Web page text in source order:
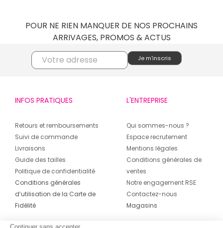
POUR NE RIEN MANQUER DE NOS PROCHAINS
ARRIVAGES, PROMOS & ACTUS
INFOS PRATIQUES
Retours et remboursements
Suivi de commande
Livraisons
Guide des tailles
Politique de confidentialité
Conditions générales
d’utilisation de la Carte de
Fidélité
L'ENTREPRISE
Qui sommes-nous ?
Espace recrutement
Mentions légales
Conditions générales de
ventes
Notre engagement RSE
Contactez-nous
Magasins
Continuer sans accepter